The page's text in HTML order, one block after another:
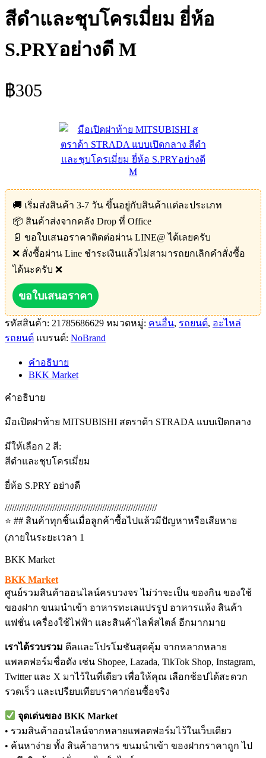
สีดำและชุบโครเมี่ยม ยี่ห้อ
S.PRYอย่างดี M
฿305
🚚 เริ่มส่งสินค้า 3-7 วัน ขึ้นอยู่กับสินค้าแต่ละประเภท
📦 สินค้าส่งจากคลัง Drop ที่ Office
📄 ขอใบเสนอราคาติดต่อผ่าน LINE@ ได้เลยครับ
❌ สั่งซื้อผ่าน Line ชำระเงินแล้วไม่สามารถยกเลิกคำสั่งซื้อ
ได้นะครับ ❌
ขอใบเสนอราคา
รหัสสินค้า: 21785686629 หมวดหมู่: คนอื่น, รถยนต์, อะไหล่
รถยนต์ แบรนด์: NoBrand
คำอธิบาย
BKK Market
คำอธิบาย
มือเปิดฝาท้าย MITSUBISHI สตราด้า STRADA แบบเปิดกลาง
มีให้เลือก 2 สี:
สีดำและชุบโครเมี่ยม
ยี่ห้อ S.PRY อย่างดี
////////////////////////////////////////////////////////////////
⭐ ## สินค้าทุกชิ้นเมื่อลูกค้าซื้อไปแล้วมีปัญหาหรือเสียหาย
(ภายในระยะเวลา 1
BKK Market
BKK Market
ศูนย์รวมสินค้าออนไลน์ครบวงจร ไม่ว่าจะเป็น ของกิน ของใช้
ของฝาก ขนมนำเข้า อาหารทะเลแปรรูป อาหารแห้ง สินค้า
แฟชั่น เครื่องใช้ไฟฟ้า และสินค้าไลฟ์สไตล์ อีกมากมาย
เราได้รวบรวม ดีลและโปรโมชันสุดคุ้ม จากหลากหลาย
แพลตฟอร์มชื่อดัง เช่น Shopee, Lazada, TikTok Shop, Instagram,
Twitter และ X มาไว้ในที่เดียว เพื่อให้คุณ เลือกช้อปได้สะดวก
รวดเร็ว และเปรียบเทียบราคาก่อนซื้อจริง
จุดเด่นของ BKK Market
• รวมสินค้าออนไลน์จากหลายแพลตฟอร์มไว้ในเว็บเดียว
• ค้นหาง่าย ทั้ง สินค้าอาหาร ขนมนำเข้า ของฝากราคาถูก ไป